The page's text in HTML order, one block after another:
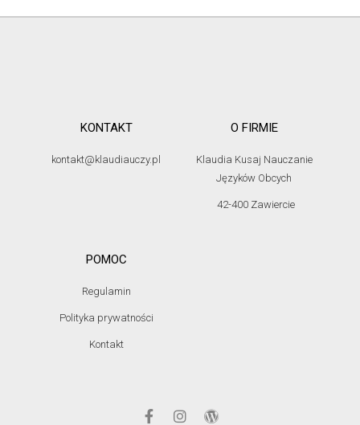
KONTAKT
kontakt@klaudiauczy.pl
O FIRMIE
Klaudia Kusaj Nauczanie
Języków Obcych
42-400 Zawiercie
POMOC
Regulamin
Polityka prywatności
Kontakt